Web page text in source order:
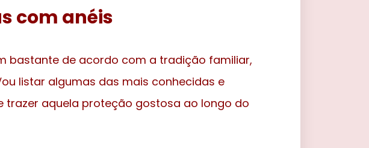
com anéis
bastante de acordo com a tradição familiar,
listar algumas das mais conhecidas e
trazer aquela proteção gostosa ao longo do